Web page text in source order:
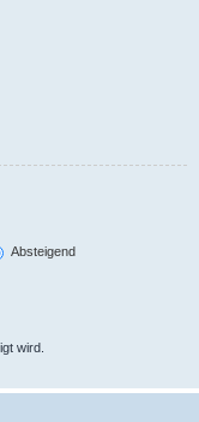
Absteigend
wird.